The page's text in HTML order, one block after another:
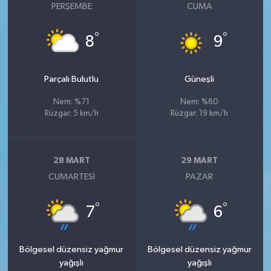
PERŞEMBE
8°
Parçalı Bulutlu
Nem: %71
Rüzgar: 5 km/h
CUMA
9°
Güneşli
Nem: %60
Rüzgar: 19 km/h
28 MART
CUMARTESI
7°
Bölgesel düzensiz yağmur
yağışlı
29 MART
PAZAR
6°
Bölgesel düzensiz yağmur
yağışlı